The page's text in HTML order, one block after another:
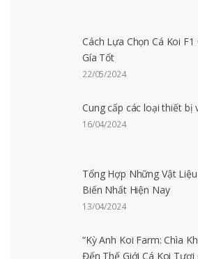
Cách Lựa Chọn Cá Koi
Gía Tốt
22/05/2024
Cung cấp các loại thiết bị
16/04/2024
Tổng Hợp Những Vật
Biến Nhất Hiện Nay
13/04/2024
“Kỳ Anh Koi Farm: Chìa
Đến Thế Giới Cá Koi Tươi